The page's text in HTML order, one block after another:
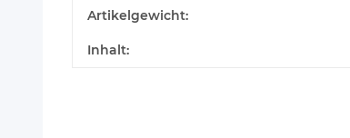
Artikelgewicht:
Inhalt: